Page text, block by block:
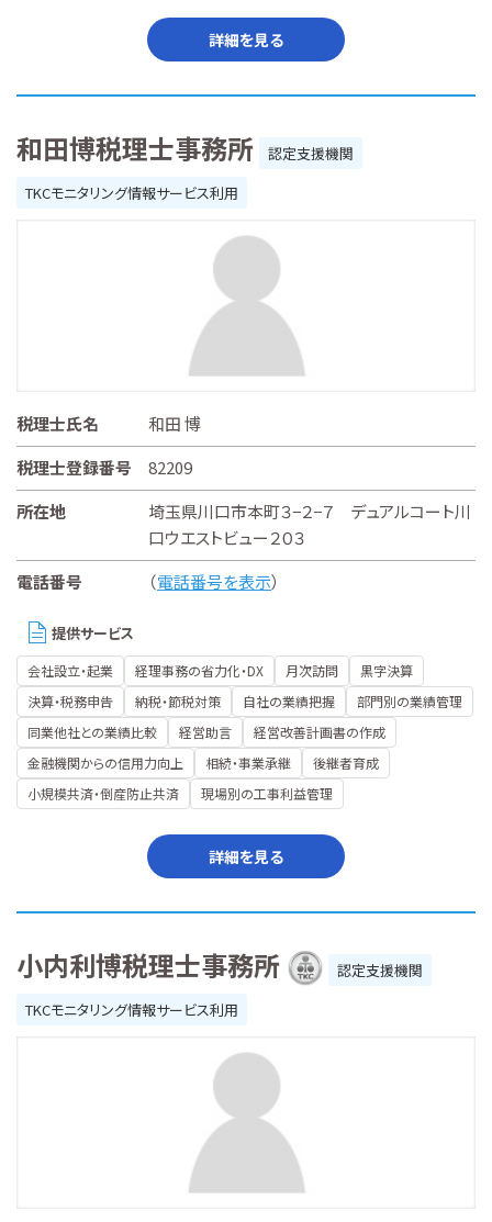
詳細を見る
和田博税理士事務所
認定支援機関
TKCモニタリング情報サービス利用
税理士氏名
和田 博
税理士登録番号
82209
所在地
埼玉県川口市本町３−２−７ デュアルコート川
口ウエストビュー２０３
電話番号
（電話番号を表示）
提供サービス
会社設立・起業 経理事務の省力化・DX 月次訪問
黒字決算
決算・税務申告
納税・節税対策 自社の業績把握
部門別の業績管理
同業他社との業績比較
経営助言
経営改善計画書の作成
金融機関からの信用力向上
相続・事業承継
後継者育成
小規模共済・倒産防止共済
現場別の工事利益管理
詳細を見る
小内利博税理士事務所
認定支援機関
TKCモニタリング情報サービス利用